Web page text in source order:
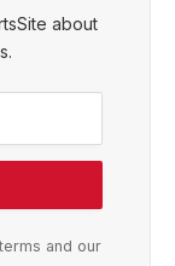
about
and our